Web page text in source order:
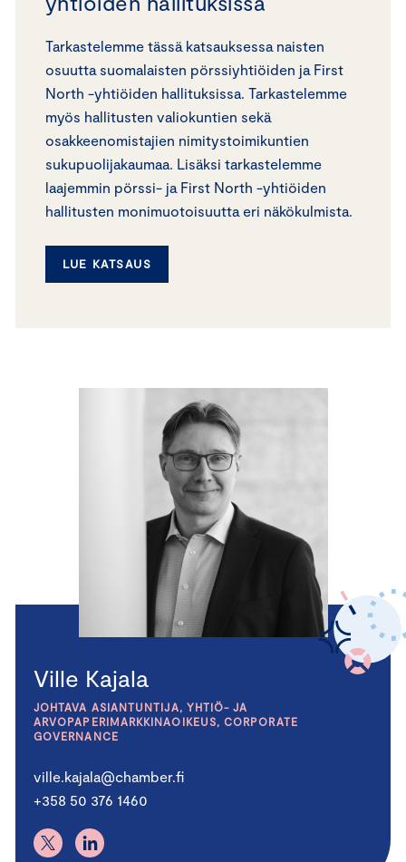
Tarkastelemme tässä katsauksessa naisten
osuutta suomalaisten pörssiyhtiöiden ja First
North -yhtiöiden hallituksissa. Tarkastelemme
myös hallitusten valiokuntien sekä
osakkeenomistajien nimitystoimikuntien
sukupuolijakaumaa. Lisäksi tarkastelemme
laajemmin pörssi- ja First North -yhtiöiden
hallitusten monimuotoisuutta eri näkökulmista.
LUE KATSAUS
Ville Kajala
JOHTAVA ASIANTUNTIJA, YHTIÖ- JA
ARVOPAPERIMARKKINAOIKEUS, CORPORATE
GOVERNANCE
ville.kajala@chamber.fi
+358 50 376 1460